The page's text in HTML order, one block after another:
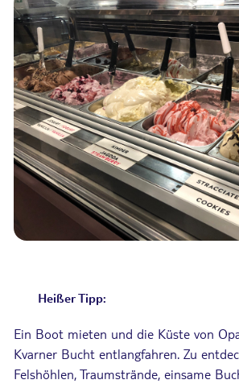
Heißer Tipp:
Ein Boot mieten und die Küste von
Kvarner Bucht entlangfahren. Zu
Felshöhlen, Traumstrände, einsame